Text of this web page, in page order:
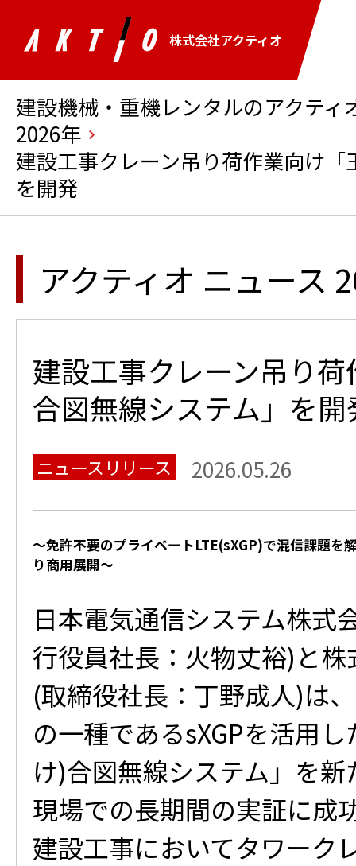
株式会社アクティオ
建設機械・重機レンタルのアクティ
2026年
建設工事クレーン吊り荷作業向け
を開発
アクティオ ニュース
建設工事クレーン吊り
合図無線システム」を開
ニュースリリース 2026.05.26
～免許不要のプライベートLTE(sXGP)で混信課題を
り商用展開～
日本電気通信システム株式
行役員社長：火物丈裕)と
(取締役社長：丁野成人)は
の一種であるsXGPを活用
け)合図無線システム」を
現場での長期間の実証に成
建設工事においてタワーク